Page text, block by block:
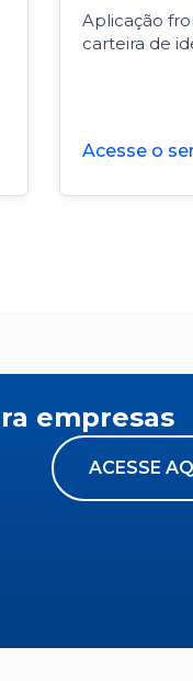
Aplicação
carteira de
Acesse o
empresas
ACESSE